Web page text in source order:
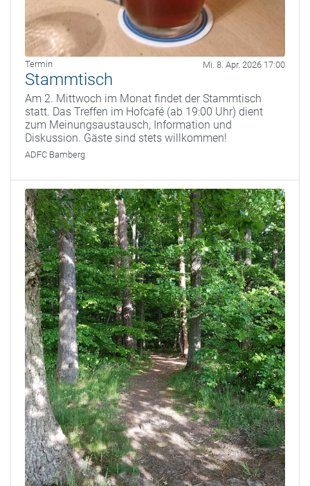
Termin Mi. 8. Apr. 2026 17:00
Stammtisch
Am 2. Mittwoch im Monat findet der Stammtisch
statt. Das Treffen im Hofcafé (ab 19:00 Uhr) dient
zum Meinungsaustausch, Information und
Diskussion. Gäste sind stets willkommen!
ADFC Bamberg